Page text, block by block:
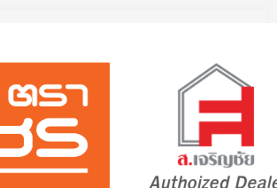
กันชื้น ตราเพชร9 มิล-1200*2400
ขอบลาด กันชื้น ตราเพชร9